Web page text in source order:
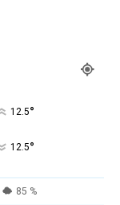
12.5°
12.5°
85 %